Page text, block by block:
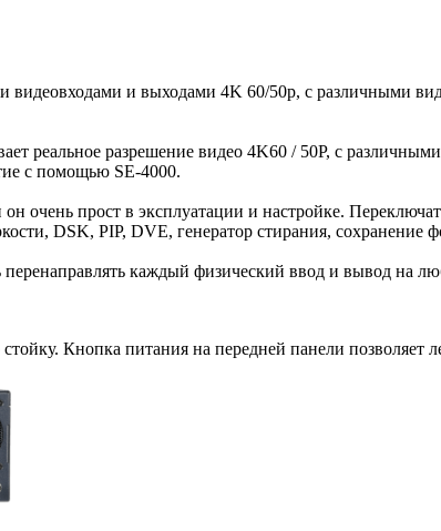
видеовходами и выходами 4K 60/50p, с различными
реальное разрешение видео 4K60 / 50P, с
с помощью SE-4000.
очень прост в эксплуатации и настройке.
DSK, PIP, DVE, генератор стирания, сохранение
перенаправлять каждый физический ввод и вывод на
Кнопка питания на передней панели позволяет